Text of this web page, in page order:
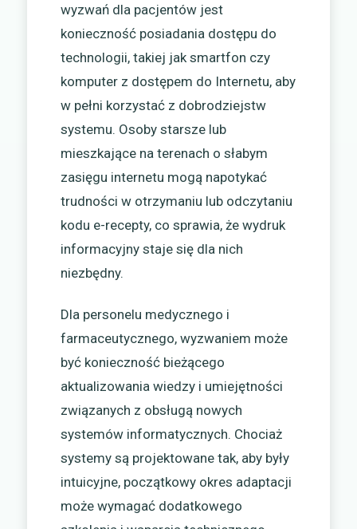
wyzwań dla pacjentów jest
konieczność posiadania dostępu do
technologii, takiej jak smartfon czy
komputer z dostępem do Internetu, aby
w pełni korzystać z dobrodziejstw
systemu. Osoby starsze lub
mieszkające na terenach o słabym
zasięgu internetu mogą napotykać
trudności w otrzymaniu lub odczytaniu
kodu e-recepty, co sprawia, że wydruk
informacyjny staje się dla nich
niezbędny.
Dla personelu medycznego i
farmaceutycznego, wyzwaniem może
być konieczność bieżącego
aktualizowania wiedzy i umiejętności
związanych z obsługą nowych
systemów informatycznych. Chociaż
systemy są projektowane tak, aby były
intuicyjne, początkowy okres adaptacji
może wymagać dodatkowego